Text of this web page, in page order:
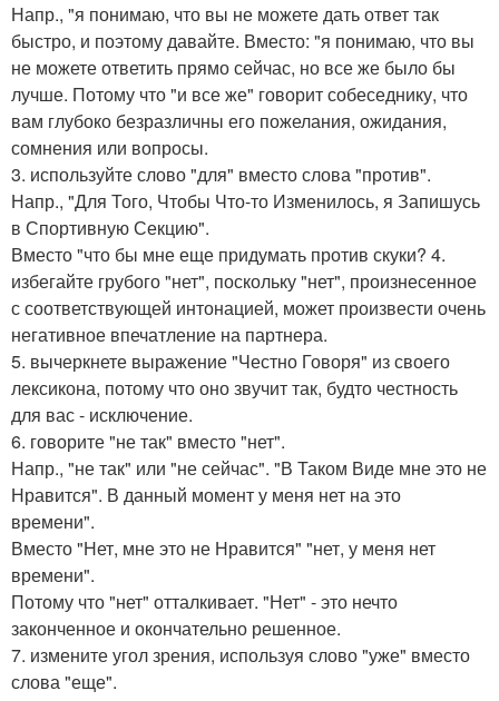
Напр., "я понимаю, что вы не можете дать ответ так
быстро, и поэтому давайте. Вместо: "я понимаю, что вы
не можете ответить прямо сейчас, но все же было бы
лучше. Потому что "и все же" говорит собеседнику, что
вам глубоко безразличны его пожелания, ожидания,
сомнения или вопросы.
3. используйте слово "для" вместо слова "против".
Напр., "Для Того, Чтобы Что-то Изменилось, я Запишусь
в Спортивную Секцию".
Вместо "что бы мне еще придумать против скуки? 4.
избегайте грубого "нет", поскольку "нет", произнесенное
с соответствующей интонацией, может произвести очень
негативное впечатление на партнера.
5. вычеркнете выражение "Честно Говоря" из своего
лексикона, потому что оно звучит так, будто честность
для вас - исключение.
6. говорите "не так" вместо "нет".
Напр., "не так" или "не сейчас". "В Таком Виде мне это не
Нравится". В данный момент у меня нет на это
времени".
Вместо "Нет, мне это не Нравится" "нет, у меня нет
времени".
Потому что "нет" отталкивает. "Нет" - это нечто
законченное и окончательно решенное.
7. измените угол зрения, используя слово "уже" вместо
слова "еще".